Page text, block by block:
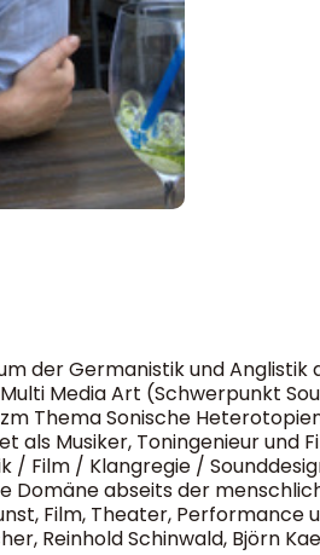
der Germanistik und
Media Art (Schwerpunkt
Thema Sonische
Musiker, Toningenieur und
/ Film / Klangregie /
Domäne abseits der
Film, Theater, Performance
Reinhold Schinwald, Björn